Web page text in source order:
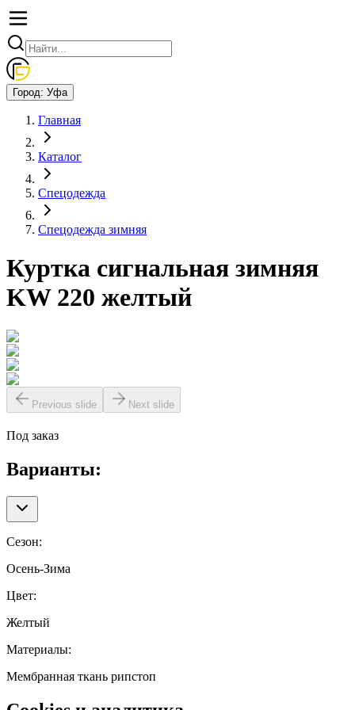
Город: Уфа
Главная
Каталог
Спецодежда
Спецодежда зимняя
Куртка сигнальная зимняя
KW 220 желтый
Previous slide Next slide
Под заказ
Варианты:
Сезон:
Осень-Зима
Цвет:
Желтый
Материалы:
Мембранная ткань рипстоп